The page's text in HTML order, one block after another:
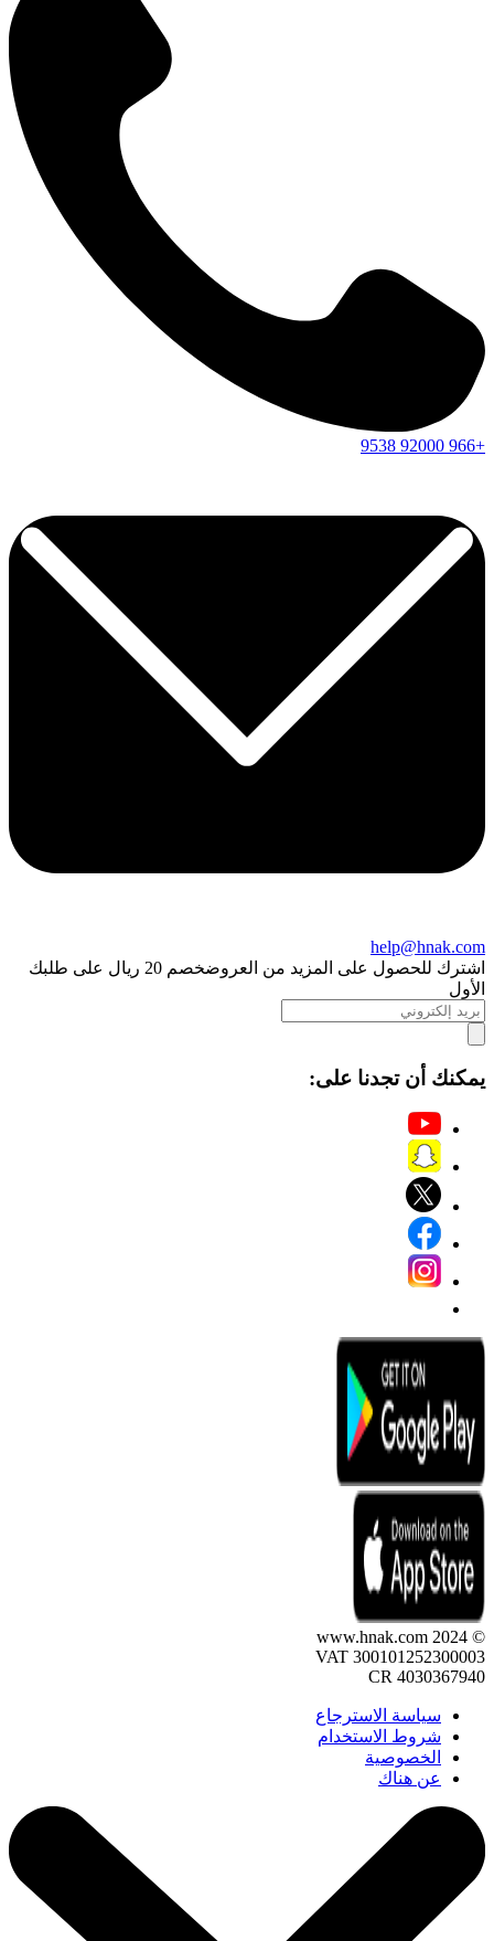
+966
92000
9538
help@hnak.com
اشترك للحصول على المزيد من العروض
خصم 20 ريال على طلبك
الأول
يمكنك أن تجدنا على:
© 2024 www.hnak.com
VAT 300101252300003
CR 4030367940
سياسة الاسترجاع
شروط الاستخدام
الخصوصية
عن هناك